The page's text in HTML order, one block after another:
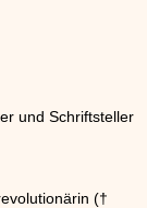
und Schriftsteller
(†